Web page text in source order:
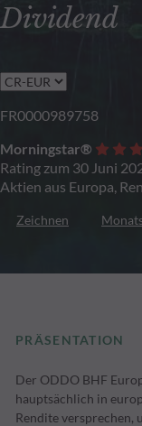
Dividend
FR0000989758
Morningstar®
Rating zum 30 Juni
Aktien aus Europa,
Zeichnen
PRÄSENTATION
Der ODDO BHF
hauptsächlich in
Rendite versprechen,